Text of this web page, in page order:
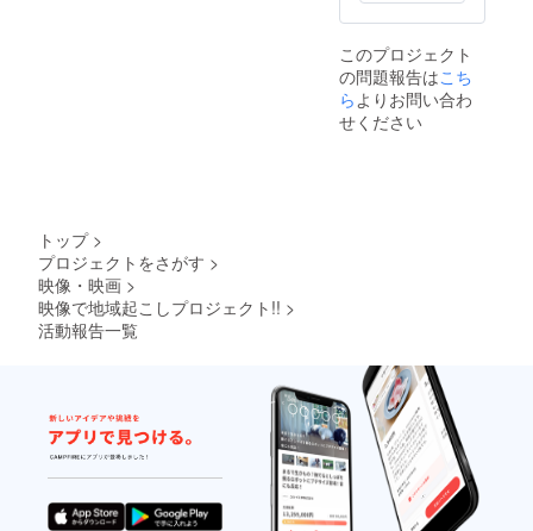
このプロジェクト
の問題報告はこち
ら よりお問い合わ
せください
トップ >
プロジェクトをさがす >
映像・映画 >
映像で地域起こしプロジェクト!! >
活動報告一覧